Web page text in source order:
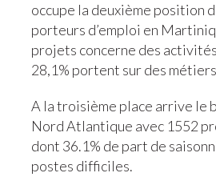
occupe la deuxième position
porteurs d’emploi en
projets concerne des
28,1% portent sur des
A la troisième place arrive le
Nord Atlantique avec 1552
dont 36.1% de part de
postes difficiles.